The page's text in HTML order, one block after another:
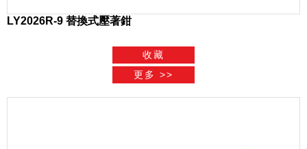
LY2026R-9 替換式壓著鉗